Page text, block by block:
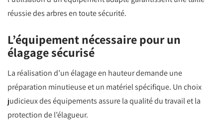
réussie des arbres en toute sécurité.
L’équipement nécessaire pour un
élagage sécurisé
La réalisation d’un élagage en hauteur demande une
préparation minutieuse et un matériel spécifique. Un choix
judicieux des équipements assure la qualité du travail et la
protection de l’élagueur.